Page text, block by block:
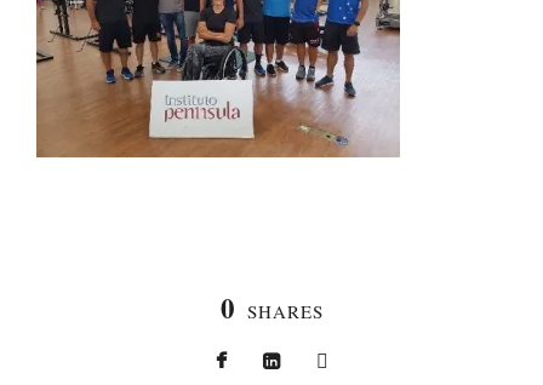
0 SHARES